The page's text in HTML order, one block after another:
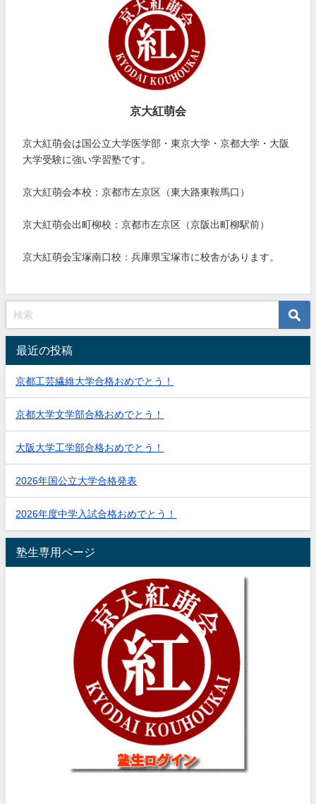
京大紅萌会
京大紅萌会は国公立大学医学部・東京大学・京都大学・大阪
大学受験に強い学習塾です。
京大紅萌会本校：京都市左京区（東大路東鞍馬口）
京大紅萌会出町柳校：京都市左京区（京阪出町柳駅前）
京大紅萌会宝塚南口校：兵庫県宝塚市に校舎があります。
最近の投稿
京都工芸繊維大学合格おめでとう！
京都大学文学部合格おめでとう！
大阪大学工学部合格おめでとう！
2026年国公立大学合格発表
2026年度中学入試合格おめでとう！
塾生専用ページ